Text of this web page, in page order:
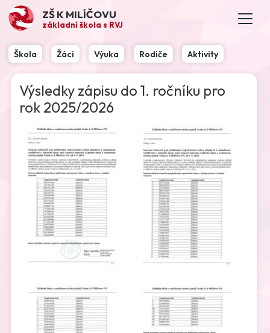
ZŠ K MILÍČOVU
základní škola s RVJ
Škola Žáci Výuka Rodiče Aktivity
Výsledky zápisu do 1. ročníku pro
rok 2025/2026